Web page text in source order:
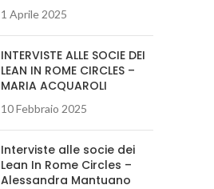
1 Aprile 2025
INTERVISTE ALLE SOCIE DEI
LEAN IN ROME CIRCLES –
MARIA ACQUAROLI
10 Febbraio 2025
Interviste alle socie dei
Lean In Rome Circles –
Alessandra Mantuano